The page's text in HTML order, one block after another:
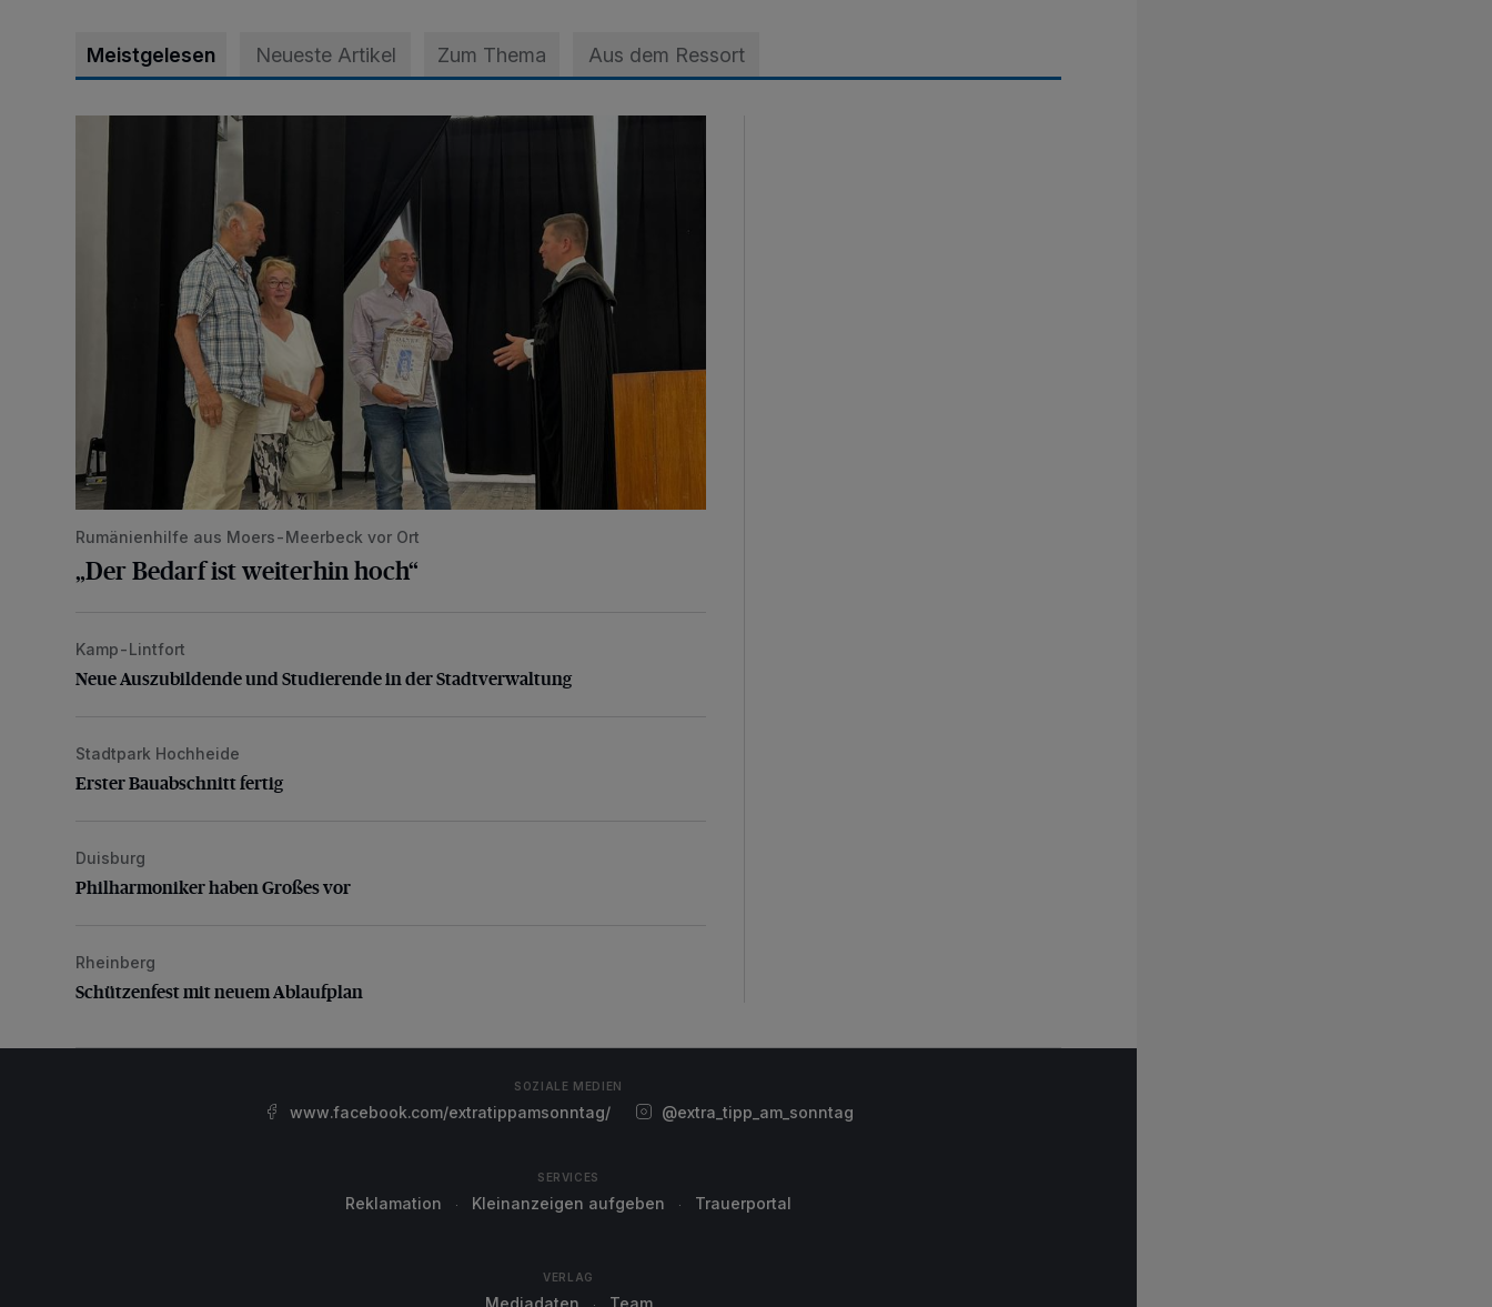
Meistgelesen Neueste Artikel Zum Thema Aus dem Ressort
„Der Bedarf ist weiterhin hoch“
Rumänienhilfe aus Moers-Meerbeck vor Ort
„Der Bedarf ist weiterhin hoch“
Neue Auszubildende und Studierende in der Stadtverwaltung
Kamp-Lintfort
Neue Auszubildende und Studierende in der Stadtverwaltung
Erster Bauabschnitt fertig
Stadtpark Hochheide
Erster Bauabschnitt fertig
Philharmoniker haben Großes vor
Duisburg
Philharmoniker haben Großes vor
Schützenfest mit neuem Ablaufplan
Rheinberg
Schützenfest mit neuem Ablaufplan
SOZIALE MEDIEN
www.facebook.com/extratippamsonntag/ @extra_tipp_am_sonntag
SERVICES
Reklamation Kleinanzeigen aufgeben Trauerportal
VERLAG
Mediadaten Team